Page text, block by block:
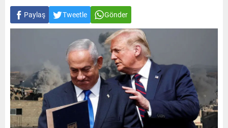
Paylaş Tweetle Gönder